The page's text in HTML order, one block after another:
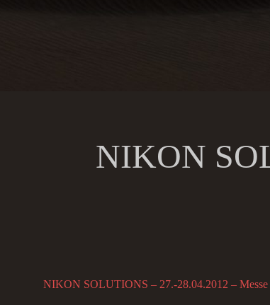
NIKON
NIKON SOLUTIONS – 27.-28.04.2012 – Messe